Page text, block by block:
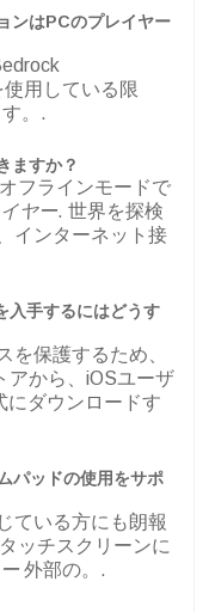
ンはPCのプレイヤー
用している限
。.
ますか？
フラインモードで
ヤー. 世界を探検
インターネット接
手するにはどうす
を保護するため、
アから、iOSユーザ
にダウンロードす
パッドの使用をサポ
ている方にも朗報
ッチスクリーンに
外部の。.